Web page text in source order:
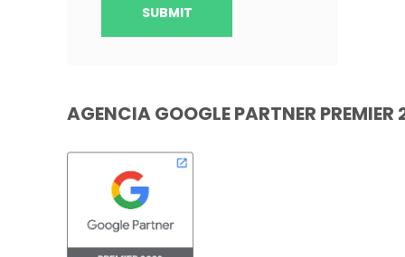
AGENCIA GOOGLE PARTNER PREMIER